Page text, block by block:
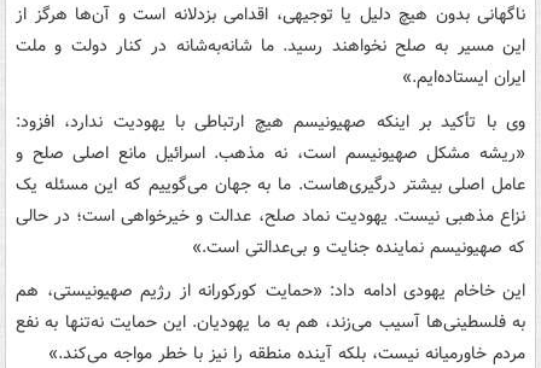
ناگهانی بدون هیچ دلیل یا توجیهی، اقدامی بزدلانه است و آن‌ها هرگز از
این مسیر به صلح نخواهند رسید. ما شانه‌به‌شانه در کنار دولت و ملت
ایران ایستاده‌ایم.»
وی با تأکید بر اینکه صهیونیسم هیچ ارتباطی با یهودیت ندارد، افزود:
«ریشه مشکل صهیونیسم است، نه مذهب. اسرائیل مانع اصلی صلح و
عامل اصلی بیشتر درگیری‌هاست. ما به جهان می‌گوییم که این مسئله یک
نزاع مذهبی نیست. یهودیت نماد صلح، عدالت و خیرخواهی است؛ در حالی
که صهیونیسم نماینده جنایت و بی‌عدالتی است.»
این خاخام یهودی ادامه داد: «حمایت کورکورانه از رژیم صهیونیستی، هم
به فلسطینی‌ها آسیب می‌زند، هم به ما یهودیان. این حمایت نه‌تنها به نفع
مردم خاورمیانه نیست، بلکه آینده منطقه را نیز با خطر مواجه می‌کند.»